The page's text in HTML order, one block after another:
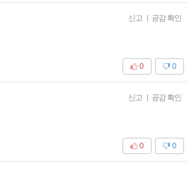
신고 | 공감 확인
0
0
신고 | 공감 확인
0
0